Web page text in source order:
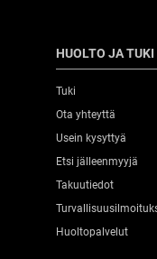
HUOLTO JA TUKI
Tuki
Ota yhteyttä
Usein kysyttyä
Etsi jälleenmyyjä
Takuutiedot
Huoltopalvelut